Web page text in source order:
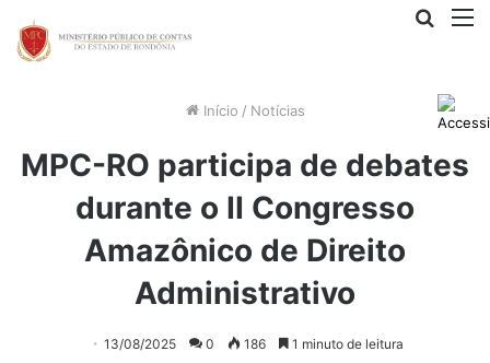
Início / Notícias
MPC-RO participa de debates
durante o II Congresso
Amazônico de Direito
Administrativo
13/08/2025 0 186 1 minuto de leitura